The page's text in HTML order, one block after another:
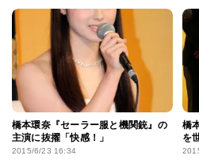
橋本環奈『セーラー服と機関銃』の
主演に抜擢「快感！」
2015/6/23 16:34
橋
を